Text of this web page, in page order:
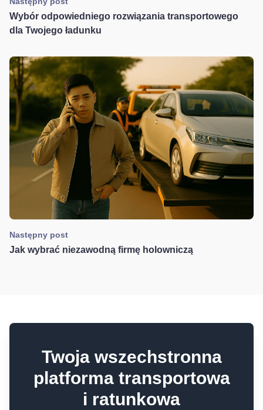
Wybór odpowiedniego rozwiązania transportowego
dla Twojego ładunku
Następny post
Jak wybrać niezawodną firmę holowniczą
Twoja wszechstronna
platforma transportowa
i ratunkowa